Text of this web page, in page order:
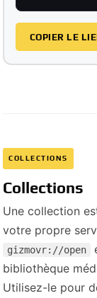
COPIER LE
COLLECTIONS
Collections
Une collection
votre propre
gizmovr://open
bibliothèque
Utilisez-le pour